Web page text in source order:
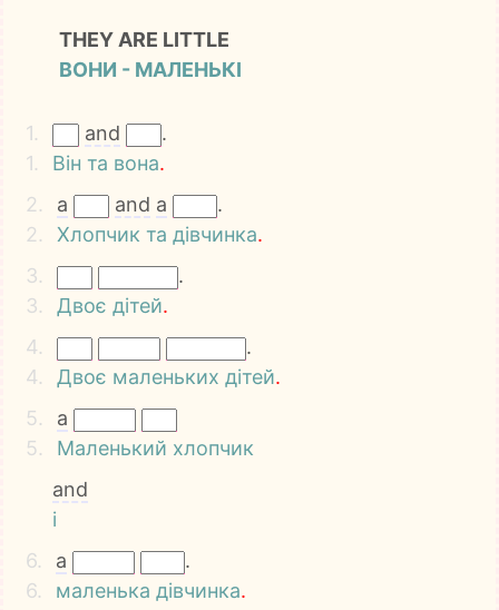
THEY ARE LITTLE
ВОНИ - МАЛЕНЬКІ
1. and
.
1.
Він та вона.
2.
a and a
.
2.
Хлопчик та дівчинка.
3.
.
3.
Двоє дітей.
4.
.
4.
Двоє маленьких дітей.
5.
a
5.
Маленький хлопчик
and
і
6.
a
.
6.
маленька дівчинка.